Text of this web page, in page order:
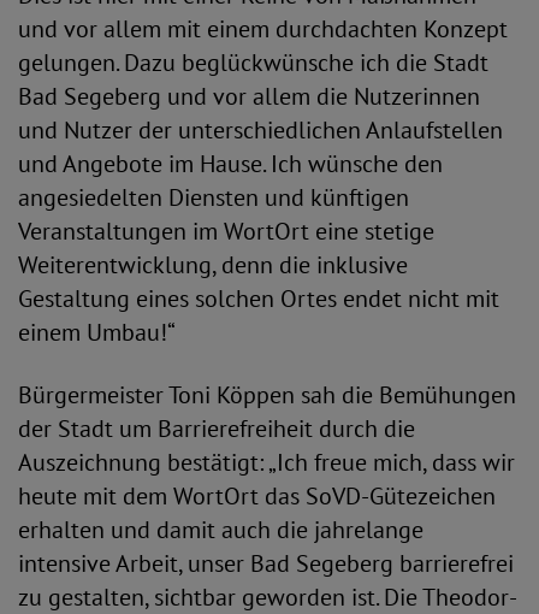
und vor allem mit einem durchdachten Konzept
gelungen. Dazu beglückwünsche ich die Stadt
Bad Segeberg und vor allem die Nutzerinnen
und Nutzer der unterschiedlichen Anlaufstellen
und Angebote im Hause. Ich wünsche den
angesiedelten Diensten und künftigen
Veranstaltungen im WortOrt eine stetige
Weiterentwicklung, denn die inklusive
Gestaltung eines solchen Ortes endet nicht mit
einem Umbau!“
Bürgermeister Toni Köppen sah die Bemühungen
der Stadt um Barrierefreiheit durch die
Auszeichnung bestätigt: „Ich freue mich, dass wir
heute mit dem WortOrt das SoVD-Gütezeichen
erhalten und damit auch die jahrelange
intensive Arbeit, unser Bad Segeberg barrierefrei
zu gestalten, sichtbar geworden ist. Die Theodor-